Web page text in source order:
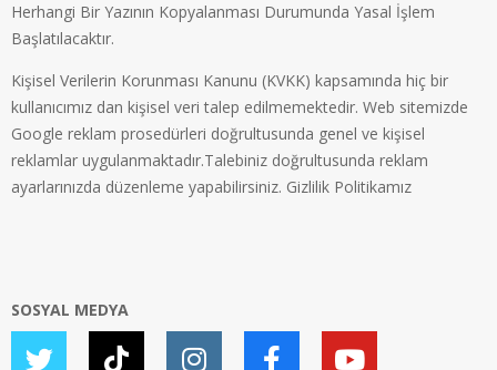
Herhangi Bir Yazının Kopyalanması Durumunda Yasal İşlem
Başlatılacaktır.
Kişisel Verilerin Korunması Kanunu (KVKK) kapsamında hiç bir
kullanıcımız dan kişisel veri talep edilmemektedir. Web sitemizde
Google reklam prosedürleri doğrultusunda genel ve kişisel
reklamlar uygulanmaktadır.Talebiniz doğrultusunda reklam
ayarlarınızda düzenleme yapabilirsiniz. Gizlilik Politikamız
SOSYAL MEDYA